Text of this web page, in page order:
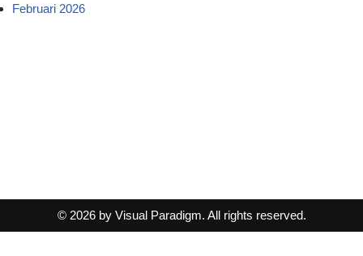
Februari 2026
© 2026 by Visual Paradigm. All rights reserved.